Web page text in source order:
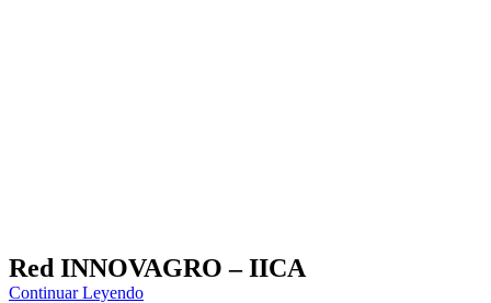
Red INNOVAGRO – IICA
Continuar Leyendo